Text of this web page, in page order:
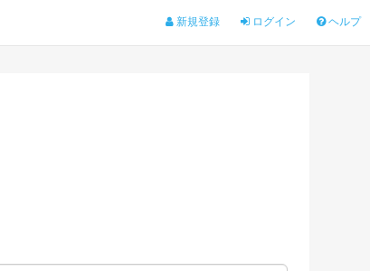
新規登録 ログイン ヘルプ